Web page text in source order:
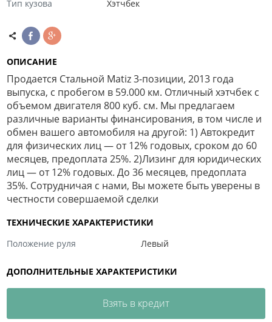
Тип кузова
Хэтчбек
ОПИСАНИЕ
Продается Стальной Matiz 3-позиции, 2013 года
выпуска, с пробегом в 59.000 км. Отличный хэтчбек с
объемом двигателя 800 куб. см. Мы предлагаем
различные варианты финансирования, в том числе и
обмен вашего автомобиля на другой: 1) Автокредит
для физических лиц — от 12% годовых, сроком до 60
месяцев, предоплата 25%. 2)Лизинг для юридических
лиц — от 12% годовых. До 36 месяцев, предоплата
35%. Сотрудничая с нами, Вы можете быть уверены в
честности совершаемой сделки
ТЕХНИЧЕСКИЕ ХАРАКТЕРИСТИКИ
Положение руля
Левый
ДОПОЛНИТЕЛЬНЫЕ ХАРАКТЕРИСТИКИ
Взять в кредит